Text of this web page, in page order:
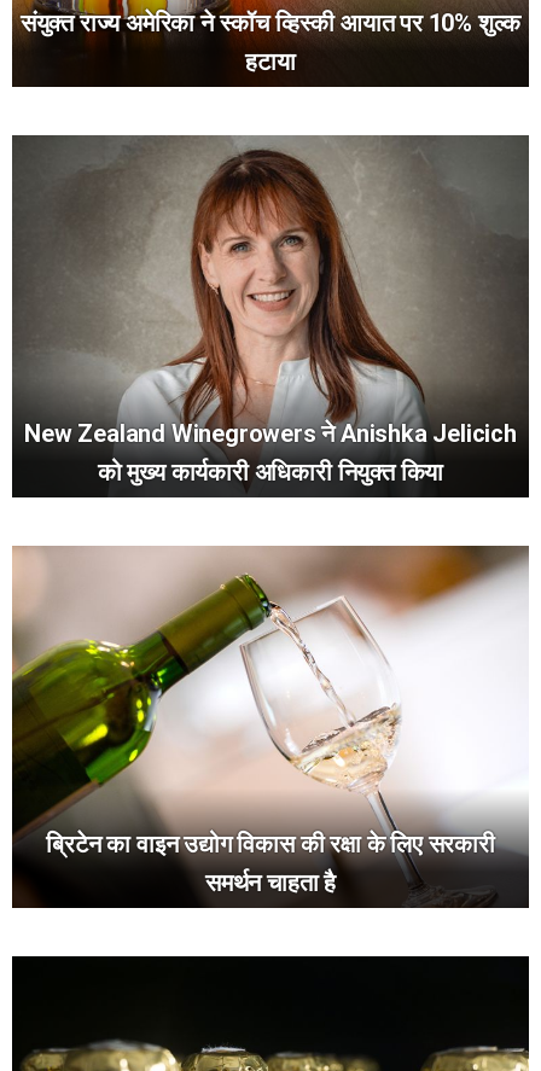
संयुक्त राज्य अमेरिका ने स्कॉच व्हिस्की आयात पर 10% शुल्क
हटाया
New Zealand Winegrowers ने Anishka Jelicich
को मुख्य कार्यकारी अधिकारी नियुक्त किया
ब्रिटेन का वाइन उद्योग विकास की रक्षा के लिए सरकारी
समर्थन चाहता है